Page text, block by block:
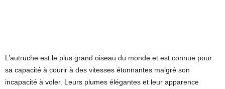
L’autruche est le plus grand oiseau du monde et est connue pour
sa capacité à courir à des vitesses étonnantes malgré son
incapacité à voler. Leurs plumes élégantes et leur apparence